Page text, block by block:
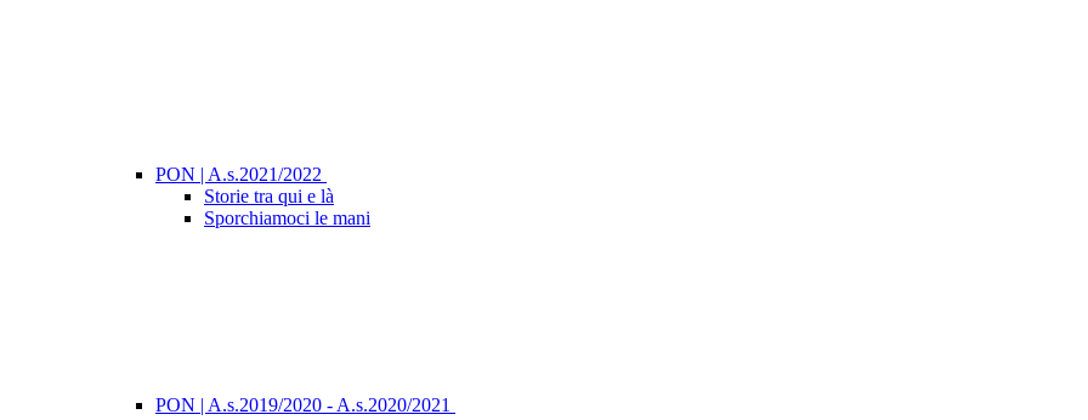
PON | A.s.2021/2022
Storie tra qui e là
Sporchiamoci le mani
PON | A.s.2019/2020 - A.s.2020/2021